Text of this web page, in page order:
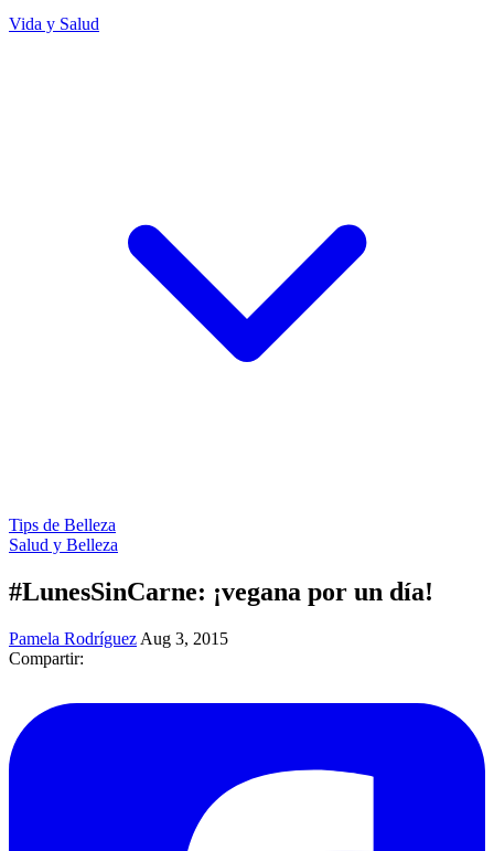
Vida y Salud
Tips de Belleza
Salud y Belleza
#LunesSinCarne: ¡vegana por un día!
Pamela Rodríguez Aug 3, 2015
Compartir: